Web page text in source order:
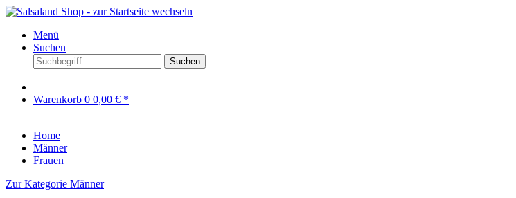
Menü
Suchen
Suchen
Warenkorb 0 0,00 € *
Home
Männer
Frauen
Zur Kategorie Männer